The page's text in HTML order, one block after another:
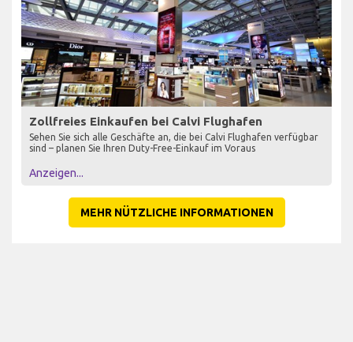
Zollfreies Einkaufen bei Calvi Flughafen
Sehen Sie sich alle Geschäfte an, die bei Calvi Flughafen verfügbar
sind – planen Sie Ihren Duty-Free-Einkauf im Voraus
Anzeigen...
MEHR NÜTZLICHE INFORMATIONEN